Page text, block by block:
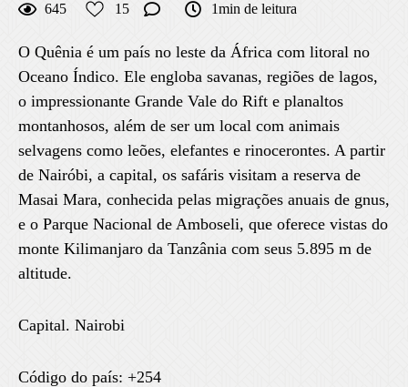
645 15 1min de leitura
O Quênia é um país no leste da África com litoral no
Oceano Índico. Ele engloba savanas, regiões de lagos,
o impressionante Grande Vale do Rift e planaltos
montanhosos, além de ser um local com animais
selvagens como leões, elefantes e rinocerontes. A partir
de Nairóbi, a capital, os safáris visitam a reserva de
Masai Mara, conhecida pelas migrações anuais de gnus,
e o Parque Nacional de Amboseli, que oferece vistas do
monte Kilimanjaro da Tanzânia com seus 5.895 m de
altitude.
Capital. Nairobi
Código do país: +254